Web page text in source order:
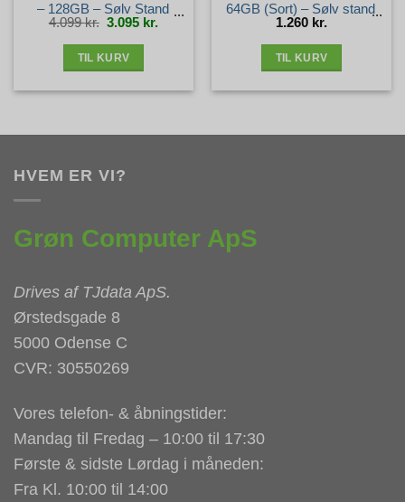
– 128GB – Sølv Stand
4.099kr. Den
oprindelige
pris
3.095 kr. Den
aktuelle
pris
TIL KURV
64GB (Sort) – Sølv stand
1.260 kr.
TIL KURV
HVEM ER VI?
Grøn Computer ApS
Drives af TJdata ApS.
Ørstedsgade 8
5000 Odense C
CVR: 30550269
Vores telefon- & åbningstider:
Mandag til Fredag – 10:00 til 17:30
Første & sidste Lørdag i måneden:
Fra Kl. 10:00 til 14:00